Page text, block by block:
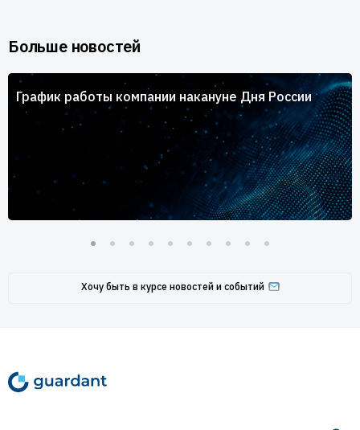
Больше новостей
График работы компании накануне Дня России
Хочу быть в курсе новостей и событий